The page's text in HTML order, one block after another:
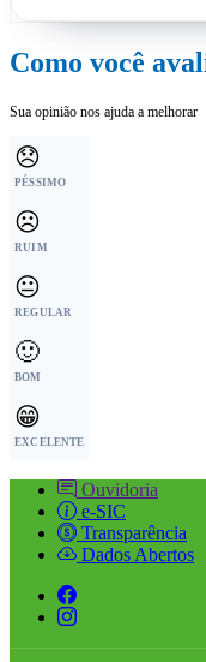
Como você
Sua opinião nos ajuda a melhorar
😞
PÉSSIMO
☹️
RUIM
😐
REGULAR
🙂
BOM
😁
EXCELENTE
Ouvidoria
e-SIC
Transparência
Dados Abertos